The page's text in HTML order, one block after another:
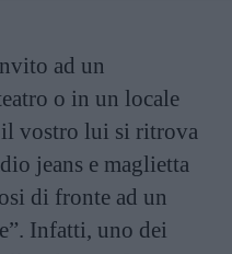
ad un
o in un locale
il vostro lui si ritrova
jeans e maglietta
di fronte ad un
Infatti, uno dei